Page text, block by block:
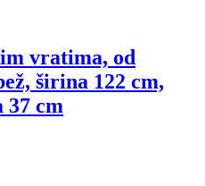
vratima, od
širina 122 cm,
37 cm